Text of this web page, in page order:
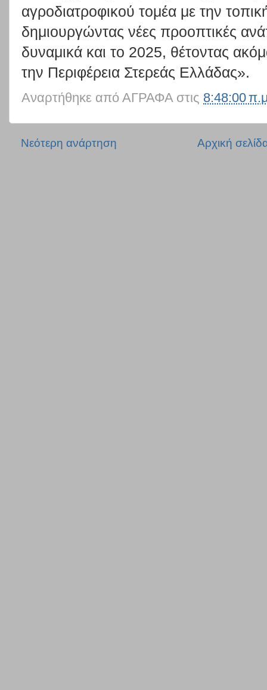
αγροδιατροφικού τομέα με την
δημιουργώντας νέες προοπτικές
δυναμικά και το 2025, θέτοντας
την Περιφέρεια Στερεάς Ελλάδας».
Αναρτήθηκε από ΑΓΡΑΦΑ στις 8:48:00
Νεότερη ανάρτηση Αρχική